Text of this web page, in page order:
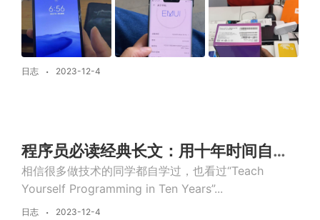
日志 2023-12-4
程序员必读经典长文：用十年时间自学编程
相信很多做技术的同学都自学过，也看过“Teach
Yourself Programming in Ten Years”...
日志 2023-12-4